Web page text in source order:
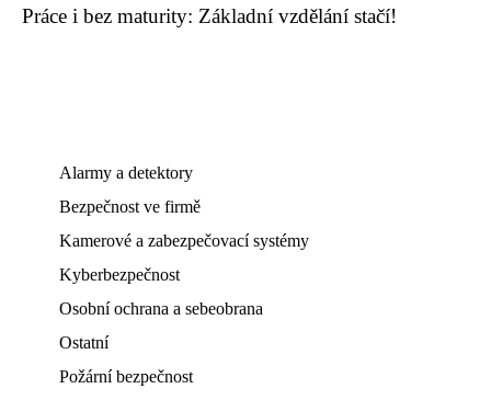
Práce i bez maturity: Základní vzdělání stačí!
Alarmy a detektory
Bezpečnost ve firmě
Kamerové a zabezpečovací systémy
Kyberbezpečnost
Osobní ochrana a sebeobrana
Ostatní
Požární bezpečnost